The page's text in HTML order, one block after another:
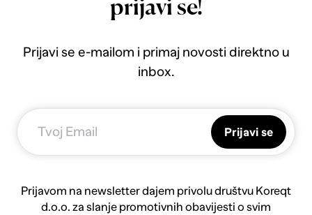
prijavi se!
Prijavi se e-mailom i primaj novosti direktno u
inbox.
Prijavi se
Prijavom na newsletter dajem privolu društvu Koreqt
d.o.o. za slanje promotivnih obavijesti o svim